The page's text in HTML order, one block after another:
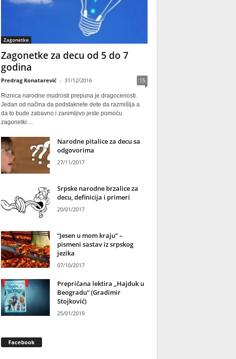
Zagonetke
Zagonetke za decu od 5 do 7
godina
Predrag Konatarević - 31/12/2016 15
Riznica narodne mudrosti prepuna je dragocenosti.
Jedan od načina da podstaknete dete da razmišlja a
da to bude zabavno i zanimljivo jeste pomoću
zagonetki....
Narodne pitalice za decu sa
odgovorima
27/11/2017
Srpske narodne brzalice za
decu, definicija i primeri
20/01/2017
“Jesen u mom kraju” –
pismeni sastav iz srpskog
jezika
07/10/2017
Prepričana lektira „Hajduk u
Beogradu“ (Gradimir
Stojković)
25/01/2019
Facebook